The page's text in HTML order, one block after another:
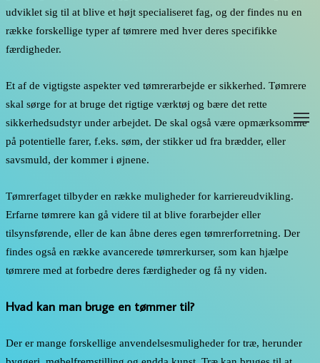
udviklet sig til at blive et højt specialiseret fag, og der findes nu en
række forskellige typer af tømrere med hver deres specifikke
færdigheder.
Et af de vigtigste aspekter ved tømrerarbejde er sikkerhed. Tømrere
skal sørge for at bruge det rigtige værktøj og bære det rette
sikkerhedsudstyr under arbejdet. De skal også være opmærksomme
på potentielle farer, f.eks. søm, der stikker ud fra brædder, eller
savsmuld, der kommer i øjnene.
Tømrerfaget tilbyder en række muligheder for karriereudvikling.
Erfarne tømrere kan gå videre til at blive forarbejder eller
tilsynsførende, eller de kan åbne deres egen tømrerforretning. Der
findes også en række avancerede tømrerkurser, som kan hjælpe
tømrere med at forbedre deres færdigheder og få ny viden.
Hvad kan man bruge en tømmer til?
Der er mange forskellige anvendelsesmuligheder for træ, herunder